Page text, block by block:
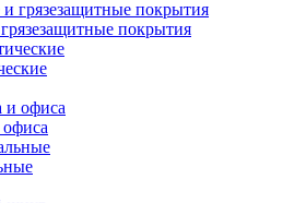
покрытия